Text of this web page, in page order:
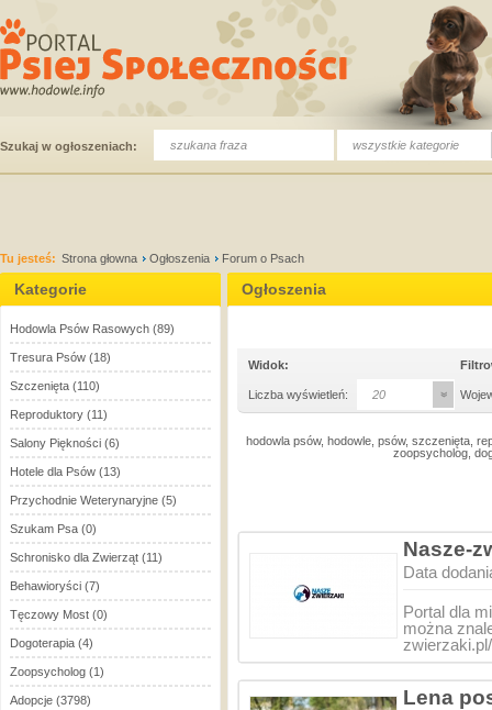
Szukaj w ogłoszeniach: wszystkie kategorie
Tu jesteś: Strona głowna Ogłoszenia Forum o Psach
Kategorie
Hodowla Psów Rasowych (89)
Tresura Psów (18)
Szczenięta (110)
Reproduktory (11)
Salony Piękności (6)
Hotele dla Psów (13)
Przychodnie Weterynaryjne (5)
Szukam Psa (0)
Schronisko dla Zwierząt (11)
Behawioryści (7)
Tęczowy Most (0)
Dogoterapia (4)
Zoopsycholog (1)
Adopcje (3798)
Ogłoszenia
Widok:
Liczba wyświetleń: 20
hodowla psów, hodowle, psów, szczenięta,
zoopsycholog,
Nasze-
Data
Portal dla
można
Lena